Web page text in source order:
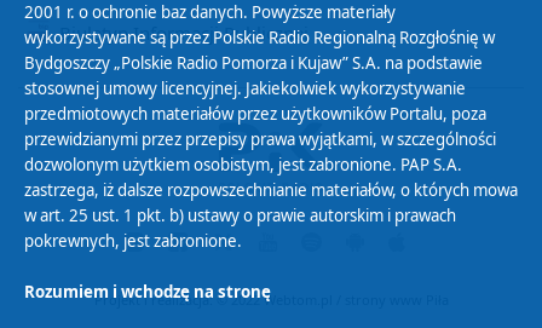
Biuletyn Informacji Publicznej
Projekt i realizacja: © 2022Webtom.pl
2001 r. o ochronie baz danych. Powyższe materiały
wykorzystywane są przez Polskie Radio Regionalną Rozgłośnię w
Bydgoszczy „Polskie Radio Pomorza i Kujaw” S.A. na podstawie
stosownej umowy licencyjnej. Jakiekolwiek wykorzystywanie
przedmiotowych materiałów przez użytkowników Portalu, poza
przewidzianymi przez przepisy prawa wyjątkami, w szczególności
dozwolonym użytkiem osobistym, jest zabronione. PAP S.A.
zastrzega, iż dalsze rozpowszechnianie materiałów, o których mowa
w art. 25 ust. 1 pkt. b) ustawy o prawie autorskim i prawach
pokrewnych, jest zabronione.
Rozumiem i wchodzę na stronę